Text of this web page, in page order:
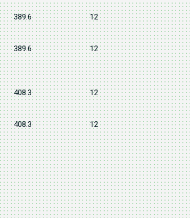
389.6 12
389.6 12
408.3 12
408.3 12